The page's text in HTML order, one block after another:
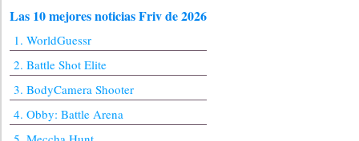
Las 10 mejores noticias Friv de 2026
1. WorldGuessr
2. Battle Shot Elite
3. BodyCamera Shooter
4. Obby: Battle Arena